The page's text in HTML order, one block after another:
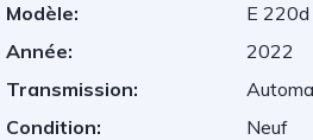
Modèle:
E 220d
Année:
2022
Transmission:
Condition:
Neuf